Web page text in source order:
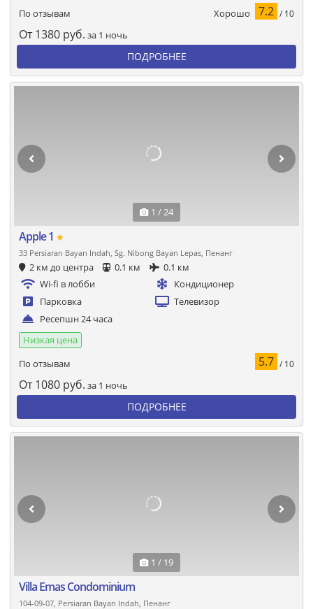
По отзывам Хорошо 7.2 / 10
От 1380 руб. за 1 ночь
ПОДРОБНЕЕ
1 / 24
Apple 1 ★
33 Persiaran Bayan Indah, Sg. Nibong Bayan Lepas, Пенанг
2 км до центра 0.1 км
0.1 км
Wi-fi в лобби
Кондиционер
Парковка
Телевизор
Ресепшн 24 часа
Низкая цена
По отзывам
5.7 / 10
От 1080 руб. за 1 ночь
ПОДРОБНЕЕ
1 / 19
Villa Emas Condominium
104-09-07, Persiaran Bayan Indah, Пенанг